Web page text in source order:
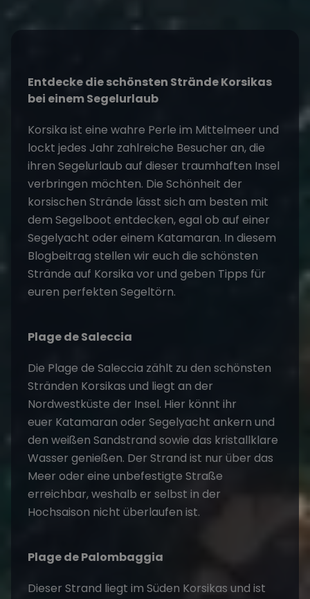
Entdecke die schönsten Strände Korsikas
bei einemSegelurlaub
Korsika ist eine wahre Perle im Mittelmeer und
lockt jedes Jahr zahlreiche Besucher an, die
ihren Segelurlaub auf dieser traumhaften Insel
verbringen möchten. Die Schönheit der
korsischen Strände lässt sich am besten mit
dem Segelboot entdecken, egal ob auf einer
Segelyacht oder einem Katamaran. In diesem
Blogbeitrag stellen wir euch die schönsten
Strände auf Korsika vor und geben Tipps für
euren perfekten Segeltörn.
Plage de Saleccia
Die Plage de Saleccia zählt zu den schönsten
Stränden Korsikas und liegt an der
Nordwestküste der Insel. Hier könnt ihr
euer Katamaran oder Segelyacht ankern und
den weißen Sandstrand sowie das kristallklare
Wasser genießen. Der Strand ist nur über das
Meer oder eine unbefestigte Straße
erreichbar, weshalb er selbst in der
Hochsaison nicht überlaufen ist.
Plage de Palombaggia
Dieser Strand liegt im Süden Korsikas und ist